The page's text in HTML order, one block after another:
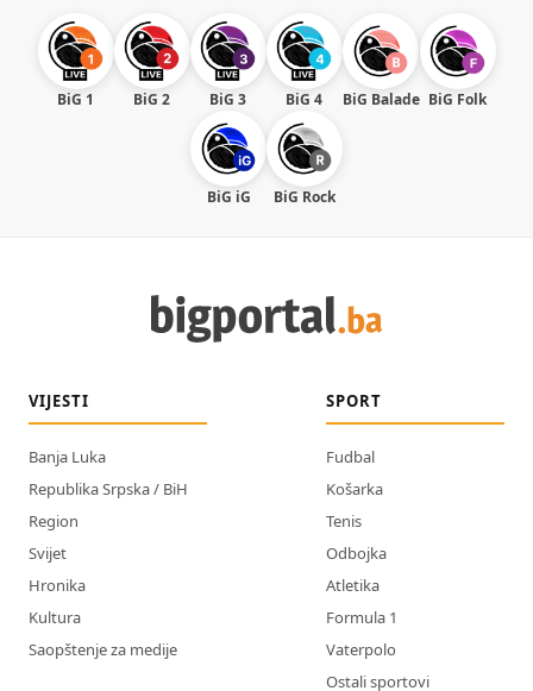
BiG 1 BiG 2 BiG 3 BiG 4 BiG Balade BiG Folk
BiG iG BiG Rock
VIJESTI
Banja Luka
Republika Srpska / BiH
Region
Svijet
Hronika
Kultura
Saopštenje za medije
SPORT
Fudbal
Košarka
Tenis
Odbojka
Atletika
Formula 1
Vaterpolo
Ostali sportovi